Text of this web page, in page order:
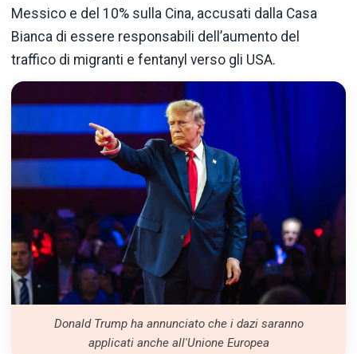
Messico e del 10% sulla Cina, accusati dalla Casa
Bianca di essere responsabili dell’aumento del
traffico di migranti e fentanyl verso gli USA.
Donald Trump ha annunciato che i dazi saranno
applicati anche all'Unione Europea